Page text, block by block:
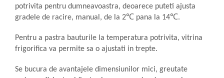
potrivita pentru dumneavoastra, deoarece puteti ajusta
gradele de racire, manual, de la 2℃ pana la 14℃.
Pentru a pastra bauturile la temperatura potrivita, vitrina
frigorifica va permite sa o ajustati in trepte.
Se bucura de avantajele dimensiunilor mici, greutate